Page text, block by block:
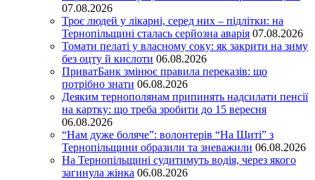
07.08.2026
Троє людей у лікарні, серед них – підлітки: на
Тернопільщині сталась серйозна аварія 07.08.2026
Томати пелаті у власному соку: як закрити на зиму
без оцту й кислоти 06.08.2026
ПриватБанк змінює правила переказів: що
потрібно знати 06.08.2026
Деяким тернополянам припинять надсилати пенсії
на картку: що треба зробити до 15 вересня
06.08.2026
“Нам дуже боляче”: волонтерів “На Щиті” з
Тернопільщини образили та зневажили 06.08.2026
На Тернопільщині судитимуть водія, через якого
загинула жінка 06.08.2026